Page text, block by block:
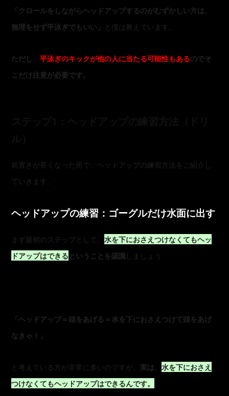
「クロールをしながらヘッドアップするのがむずかしい方は、
無理をせず平泳ぎでもいい」 と僕は教えています。
ただし、 平泳ぎのキックが他の人に当たる可能性もあるのでそ
こだけ注意が必要です。
前置きが長くなった所で、ヘッドアップの練習方法をご紹介し
ていきます。
ヘッドアップの練習：ゴーグルだけ水面に出す
まず最初のステップとして、 水を下におさえつけなくてもヘッ
ドアップはできる ということを認識しましょう
「ヘッドアップ＝頭をあげる＝水を下におさえつけて頭をあげ
なきゃ！」
と考えている方が非常に多いのですが、 実は、 水を下におさえ
つけなくてもヘッドアップはできるんです。